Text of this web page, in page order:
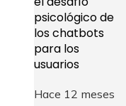
psicológico de
los chatbots
para los
usuarios
Hace 12 meses